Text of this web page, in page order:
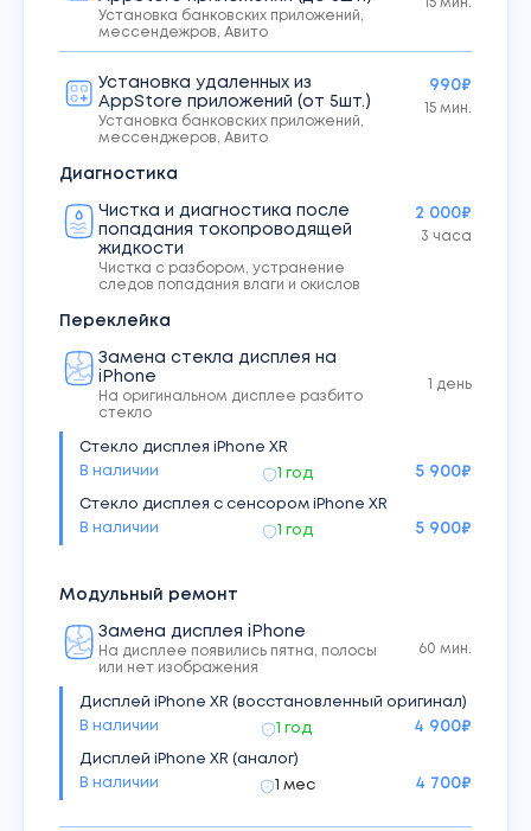
Установка банковских приложений,
мессендежров, Авито
15 мин.
Установка удаленных из
AppStore приложений (от 5шт.)
Установка банковских приложений,
мессенджеров, Авито
990₽
15 мин.
Диагностика
Чистка и диагностика после
попадания токопроводящей
жидкости
Чистка с разбором, устранение
следов попадания влаги и окислов
2 000₽
3 часа
Переклейка
Замена стекла дисплея на
iPhone
На оригинальном дисплее разбито
стекло
1 день
Стекло дисплея iPhone XR
В наличии
1 год 5 900₽
Стекло дисплея с сенсором iPhone XR
В наличии
1 год 5 900₽
Модульный ремонт
Замена дисплея iPhone
На дисплее появились пятна, полосы
или нет изображения
60 мин.
Дисплей iPhone XR (восстановленный оригинал)
В наличии
1 год 4 900₽
Дисплей iPhone XR (аналог)
В наличии
1 мес 4 700₽